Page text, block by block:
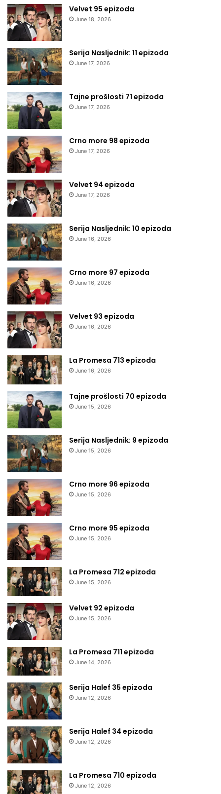
Velvet 95 epizoda
June 18, 2026
Serija Nasljednik: 11 epizoda
June 17, 2026
Tajne prošlosti 71 epizoda
June 17, 2026
Crno more 98 epizoda
June 17, 2026
Velvet 94 epizoda
June 17, 2026
Serija Nasljednik: 10 epizoda
June 16, 2026
Crno more 97 epizoda
June 16, 2026
Velvet 93 epizoda
June 16, 2026
La Promesa 713 epizoda
June 16, 2026
Tajne prošlosti 70 epizoda
June 15, 2026
Serija Nasljednik: 9 epizoda
June 15, 2026
Crno more 96 epizoda
June 15, 2026
Crno more 95 epizoda
June 15, 2026
La Promesa 712 epizoda
June 15, 2026
Velvet 92 epizoda
June 15, 2026
La Promesa 711 epizoda
June 14, 2026
Serija Halef 35 epizoda
June 12, 2026
Serija Halef 34 epizoda
June 12, 2026
La Promesa 710 epizoda
June 12, 2026